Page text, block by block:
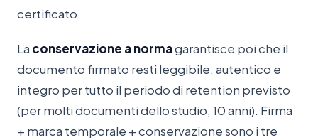
certificato.
La conservazione a normagarantisce poi che il
documento firmato resti leggibile, autentico e
integro per tutto il periodo di retention previsto
(per molti documenti dello studio, 10 anni). Firma
+ marca temporale + conservazione sono i tre